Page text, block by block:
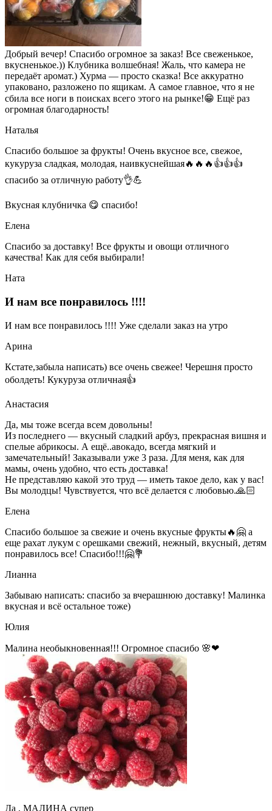
Добрый вечер! Спасибо огромное за заказ! Все свеженькое,
вкусненькое.)) Клубника волшебная! Жаль, что камера не
передаёт аромат.) Хурма — просто сказка! Все аккуратно
упаковано, разложено по ящикам. А самое главное, что я не
сбила все ноги в поисках всего этого на рынке!😁 Ещё раз
огромная благодарность!
Наталья
Спасибо большое за фрукты! Очень вкусное все, свежое,
кукуруза сладкая, молодая, наивкуснейшая🔥🔥🔥👍👍👍
спасибо за отличную работу👌💪
Вкусная клубничка 😋 спасибо!
Елена
Спасибо за доставку! Все фрукты и овощи отличного
качества! Как для себя выбирали!
Ната
И нам все понравилось !!!!
И нам все понравилось !!!! Уже сделали заказ на утро
Арина
Кстате,забыла написать) все очень свежее! Черешня просто
оболдеть! Кукуруза отличная👍
Анастасия
Да, мы тоже всегда всем довольны!
Из последнего — вкусный сладкий арбуз, прекрасная вишня и
спелые абрикосы. А ещё..авокадо, всегда мягкий и
замечательный! Заказывали уже 3 раза. Для меня, как для
мамы, очень удобно, что есть доставка!
Не представляю какой это труд — иметь такое дело, как у вас!
Вы молодцы! Чувствуется, что всё делается с любовью.🙏🏻
Елена
Спасибо большое за свежие и очень вкусные фрукты🔥🤗 а
еще рахат лукум с орешками свежий, нежный, вкусный, детям
понравилось все! Спасибо!!!🤗💐
Лианна
Забываю написать: спасибо за вчерашнюю доставку! Малинка
вкусная и всё остальное тоже)
Юлия
Малина необыкновенная!!! Огромное спасибо 🌸❤
Да , МАЛИНА супер